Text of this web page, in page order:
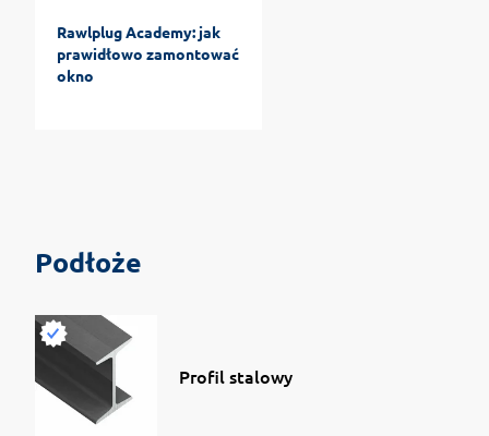
Rawlplug Academy: jak
prawidłowo zamontować
okno
Podłoże
Profil stalowy